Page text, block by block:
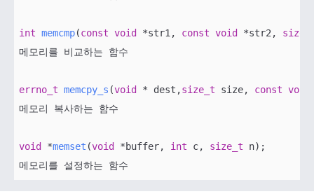
int memcmp(const void *str1, const void *str2,
메모리를 비교하는 함수
errno_t memcpy_s (void * dest,size_t size, const void
메모리 복사하는 함수
void *memset (void *buffer, int c, size_t n) ;